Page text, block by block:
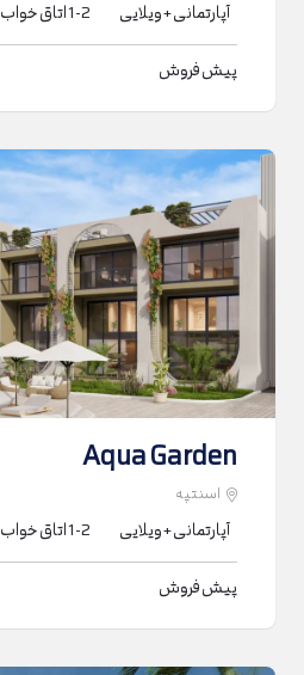
آپارتمانی + ویلایی 1-2اتاق خواب
پیش فروش
Aqua Garden
اسنتپه
آپارتمانی + ویلایی 1-2اتاق خواب
پیش فروش